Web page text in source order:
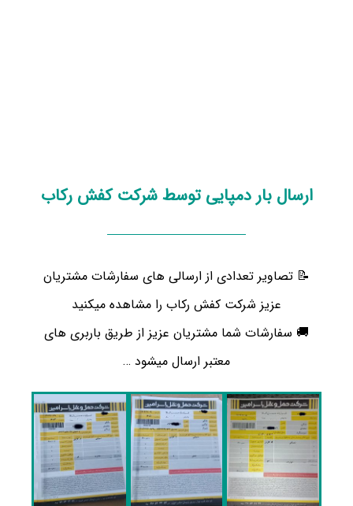
ارسال بار دمپایی توسط شرکت کفش رکاب
📝 تصاویر تعدادی از ارسالی های سفارشات مشتریان
عزیز شرکت کفش رکاب را مشاهده میکنید
🚚 سفارشات شما مشتریان عزیز از طریق باربری های
معتبر ارسال میشود …